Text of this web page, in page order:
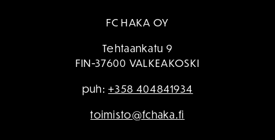
FC HAKA OY
Tehtaankatu 9
FIN-37600 VALKEAKOSKI
puh:+358 404841934
toimisto@fchaka.fi